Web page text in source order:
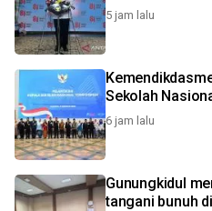
5 jam lalu
Sekolah
6 jam lalu
Gunungkidul
tangani bunuh